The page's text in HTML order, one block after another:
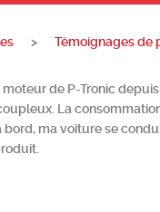
> Témoignages de
de P-Tronic depuis
La
bord, ma voiture se